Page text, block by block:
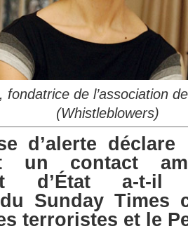
, fondatrice de l’association
(Whistleblowers)
d’alerte
un contact
d’État a-t-
Sunday Times
terroristes et le